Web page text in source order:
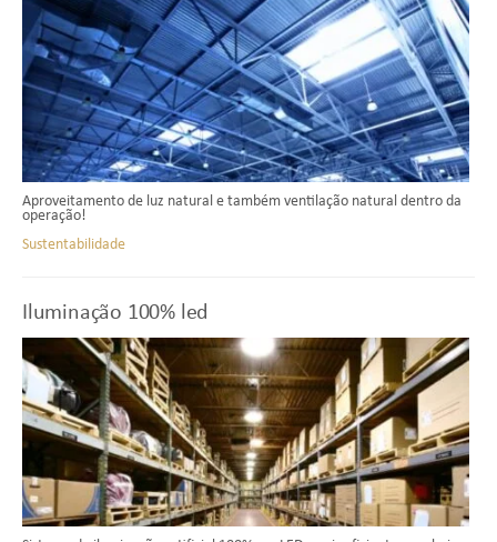
Aproveitamento de luz natural e também ventilação natural dentro da
operação!
Sustentabilidade
Iluminação 100% led